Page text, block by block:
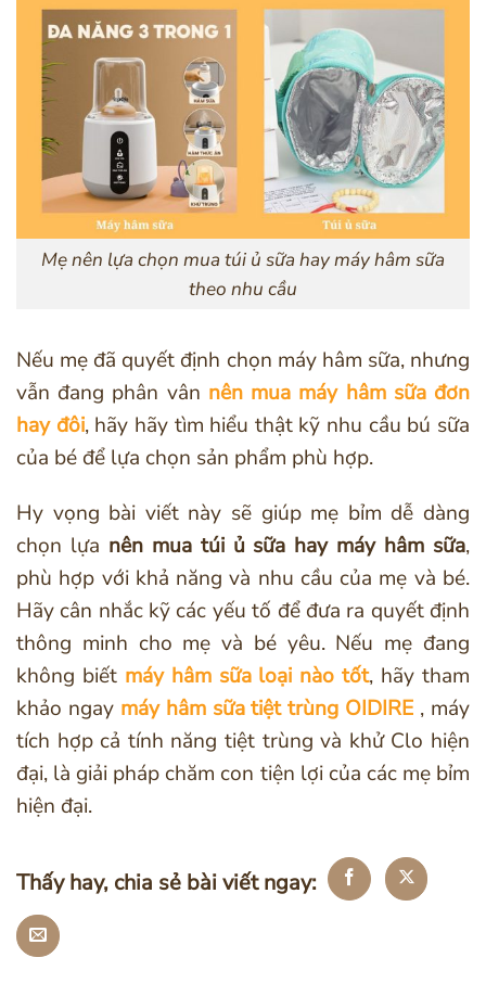
Mẹ nên lựa chọn mua túi ủ sữa hay máy hâm sữa
theo nhu cầu
Nếu mẹ đã quyết định chọn máy hâm sữa, nhưng
vẫn đang phân vân nên mua máy hâm sữa đơn
hay đôi, hãy hãy tìm hiểu thật kỹ nhu cầu bú sữa
của bé để lựa chọn sản phẩm phù hợp.
Hy vọng bài viết này sẽ giúp mẹ bỉm dễ dàng
chọn lựa nên mua túi ủ sữa hay máy hâm sữa,
phù hợp với khả năng và nhu cầu của mẹ và bé.
Hãy cân nhắc kỹ các yếu tố để đưa ra quyết định
thông minh cho mẹ và bé yêu. Nếu mẹ đang
không biết máy hâm sữa loại nào tốt, hãy tham
khảo ngay máy hâm sữa tiệt trùng OIDIRE , máy
tích hợp cả tính năng tiệt trùng và khử Clo hiện
đại, là giải pháp chăm con tiện lợi của các mẹ bỉm
hiện đại.
Thấy hay, chia sẻ bài viết ngay: